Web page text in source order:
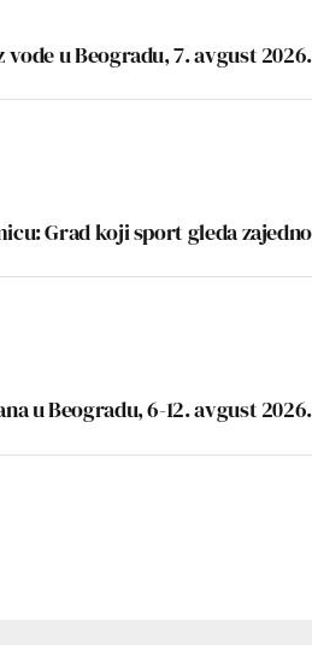
vode u Beogradu, 7. avgust 2026.
Grad koji sport gleda zajedno
u Beogradu, 6-12. avgust 2026.